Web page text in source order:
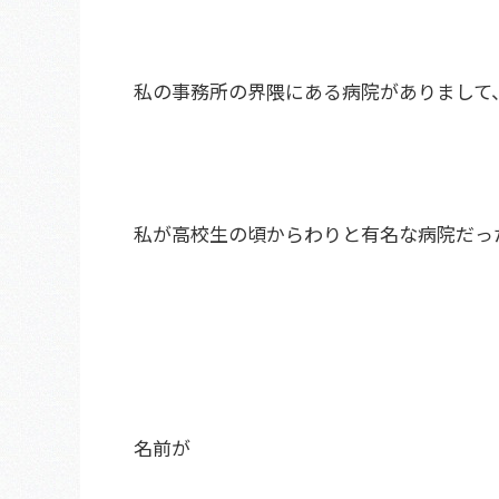
私の事務所の界隈にある病院がありまして、
私が高校生の頃からわりと有名な病院だっ
名前が